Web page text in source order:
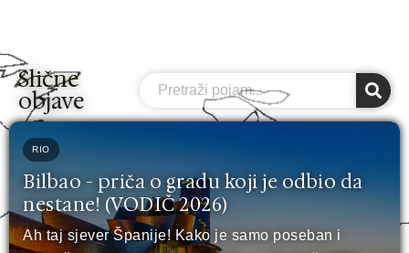
Slične
objave
Search
RIO
Bilbao - priča o gradu koji je odbio da
nestane! (VODIČ 2026)
Ah taj sjever Španije! Kako je samo poseban i